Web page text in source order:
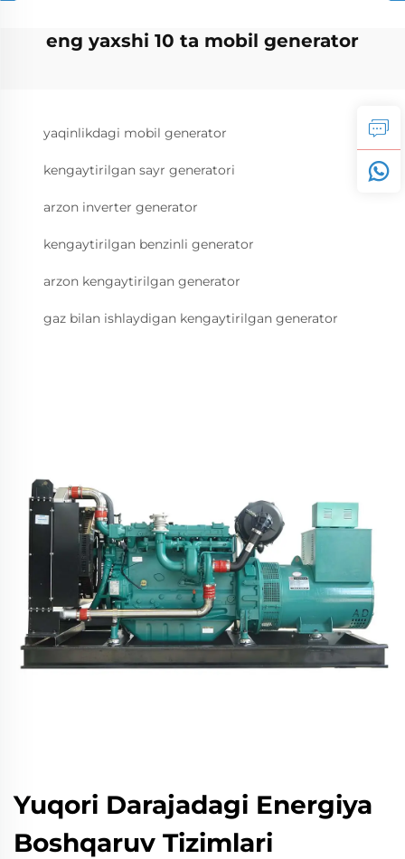
eng yaxshi 10 ta mobil generator
yaqinlikdagi mobil generator
kengaytirilgan sayr generatori
arzon inverter generator
kengaytirilgan benzinli generator
arzon kengaytirilgan generator
gaz bilan ishlaydigan kengaytirilgan generator
Yuqori Darajadagi Energiya
Boshqaruv Tizimlari